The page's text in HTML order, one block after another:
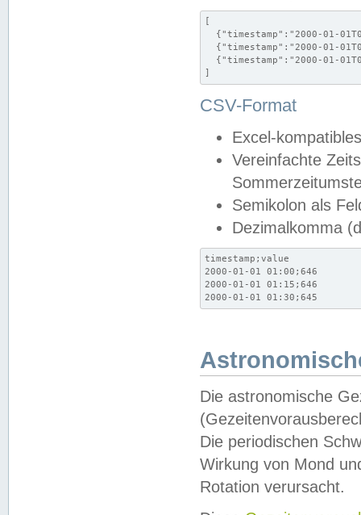
[
{"timestamp":"2000-01-
{"timestamp":"2000-01-
{"timestamp":"2000-01-
]
CSV-Format
Excel-
Vereinfachte
Semikolon als
Dezimalkomma
timestamp;value
2000-01-01 01:00;646
2000-01-01 01:15;646
2000-01-01 01:30;645
Die astronomische
Die periodischen
Wirkung von Mond
Rotation verursacht.